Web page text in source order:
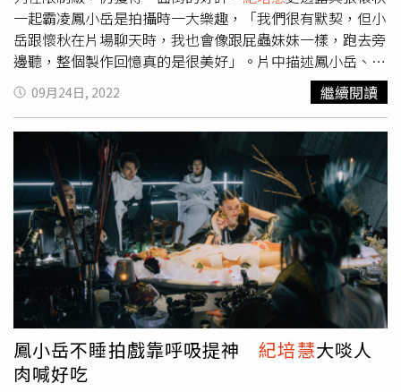
一起霸凌鳳小岳是拍攝時一大樂趣，「我們很有默契，但小
岳跟懷秋在片場聊天時，我也會像跟屁蟲妹妹一樣，跑去旁
邊聽，整個製作回憶真的是很美好」。片中描述鳳小岳、 紀
培慧和張懷秋等人因為參加了一項科學實驗，被測試是否會
屈服於同儕壓力而不惜食人肉，來鑑定參賽者是否具備惻隱
之心。其中唯有鳳小岳拒絕從眾，卻被紀培慧與張懷秋脅
紀培慧
露出對食物貪婪的表情，吸吮手指上的血跡，讓
人看了不寒而慄，張懷秋帶有邪氣的演出，也讓人看見他的
表演張力。紀培慧（右）與張懷秋（左）在片場以霸凌鳳小
岳為樂。（圖／Alexander King Chen提供）紀培慧 表示，
這是首次拍攝時尚電影，印象最深刻的是服裝與美術非常精
緻搶眼，「穿著華服在充滿科幻感的長廊奔跑『耍美』真的
很過癮！」對於吃道具人肉，她則笑說很開心，因為現場吃
的是生火腿，「滿好吃的，尤其是拍到最後，很累很想吃宵
夜的。」
紀培慧
與鳳小岳曾演出 《九降風》，暌違10多年
再次合作讓她格外珍惜，「在台灣很少有機會一部作品裡有
超過一位的混血臉孔出現，所以滿珍惜一起表演的時光。」
她與張懷秋雖然是第一次合作，但默契絕佳，表示：「以往
09月24日, 2022 繼續閱讀
鳳小岳不睡拍戲靠呼吸提神紀培慧大啖人
肉喊好吃